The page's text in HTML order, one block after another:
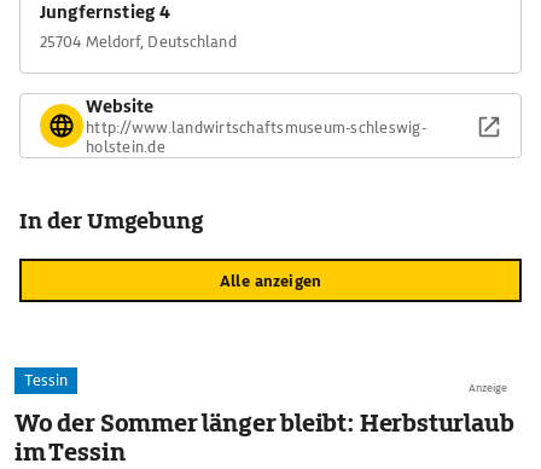
Jungfernstieg 4
25704 Meldorf, Deutschland
Website
http://www.landwirtschaftsmuseum-schleswig-
holstein.de
In der Umgebung
Alle anzeigen
Anzeige
Tessin
Wo der Sommer länger bleibt: Herbsturlaub
im Tessin